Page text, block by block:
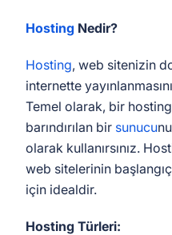
Hosting Nedir?
Hosting, web sitenizin
internette
Temel olarak, bir hosting
barındırılan bir sunucu
olarak kullanırsınız.
web sitelerinin
için idealdir.
Hosting Türleri: